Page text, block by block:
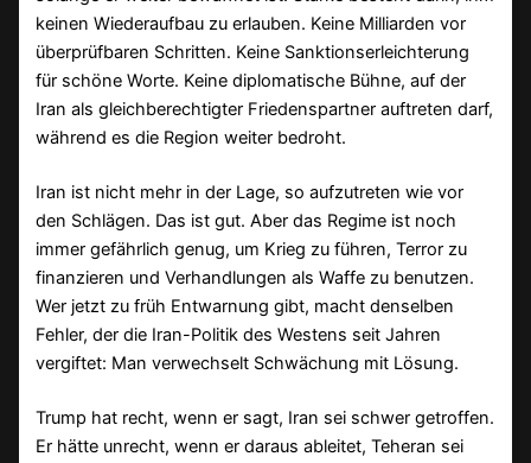
keinen Wiederaufbau zu erlauben. Keine Milliarden vor
überprüfbaren Schritten. Keine Sanktionserleichterung
für schöne Worte. Keine diplomatische Bühne, auf der
Iran als gleichberechtigter Friedenspartner auftreten darf,
während es die Region weiter bedroht.
Iran ist nicht mehr in der Lage, so aufzutreten wie vor
den Schlägen. Das ist gut. Aber das Regime ist noch
immer gefährlich genug, um Krieg zu führen, Terror zu
finanzieren und Verhandlungen als Waffe zu benutzen.
Wer jetzt zu früh Entwarnung gibt, macht denselben
Fehler, der die Iran-Politik des Westens seit Jahren
vergiftet: Man verwechselt Schwächung mit Lösung.
Trump hat recht, wenn er sagt, Iran sei schwer getroffen.
Er hätte unrecht, wenn er daraus ableitet, Teheran sei